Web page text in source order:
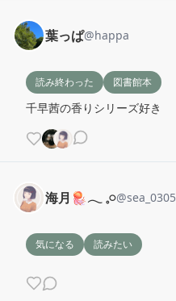
葉っぱ@happa
読み終わった 図書館本
千早茜の香りシリーズ好き
海月🪼‪𓂃 𓈒𓏸@sea_0305
気になる 読みたい